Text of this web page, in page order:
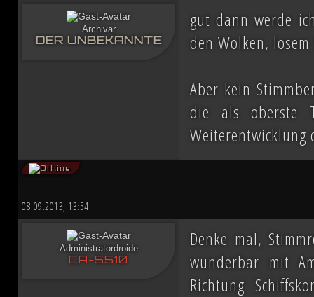
Archivar
DER UNBEKANNTE
gut dann werde
den Wolken,
Aber kein
die als oberste
Weiterentwicklung
08.09.2013, 13:54
Administratordroide
CA-5510
Denke mal,
wunderbar mit
Richtung